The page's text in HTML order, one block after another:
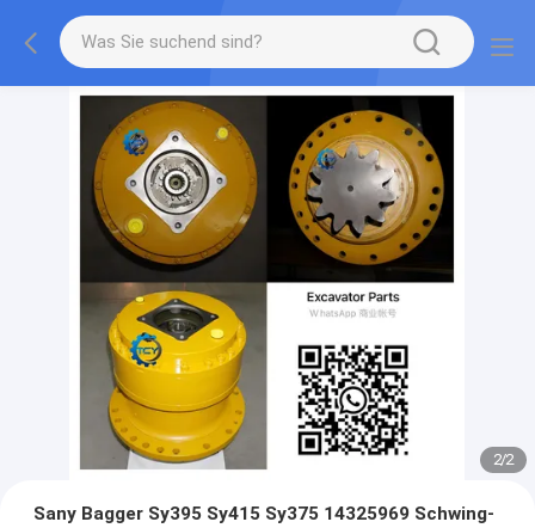
2/2
Sany Bagger Sy395 Sy415 Sy375 14325969 Schwing-